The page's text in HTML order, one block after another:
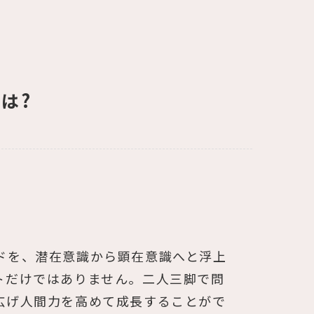
?
、潜在意識から顕在意識へと浮上
けではありません。二人三脚で問
人間力を高めて成長することがで